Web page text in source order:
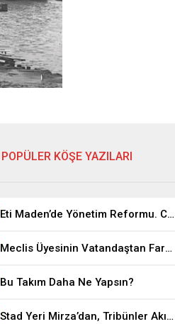
POPÜLER KÖŞE YAZILARI
Eti Maden’de Yönetim Reformu. CEO Modeli’nde Kadro / Taşeron İşçilik Ayrımı Kalkıyor
Meclis Üyesinin Vatandaştan Farkı Ne ?
Bu Takım Daha Ne Yapsın?
Stad Yeri Mirza’dan, Tribünler Akın’dan: Geriye Bakanlık Kaldı.